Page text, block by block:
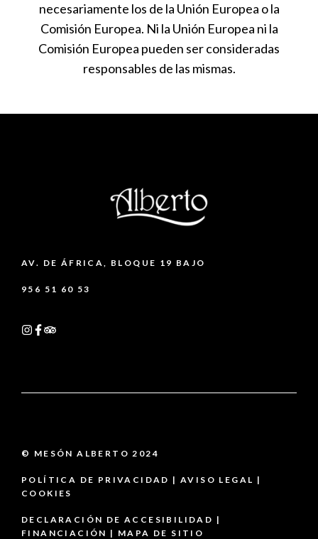
necesariamente los de la Unión Europea o la
Comisión Europea. Ni la Unión Europea ni la
Comisión Europea pueden ser consideradas
responsables de las mismas.
AV. DE ÁFRICA, BLOQUE 19 BAJO
956 51 60 53
© MESÓN ALBERTO 2024
POLÍTICA DE PRIVACIDAD |AVISO LEGAL |
COOKIES
DECLARACIÓN DE ACCESIBILIDAD |
FINANCIACIÓN | MAPA DE SITIO